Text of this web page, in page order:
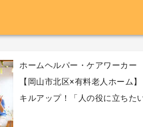
ホームヘルパー・ケアワーカー
【岡山市北区×有料老人ホーム
キルアップ！「人の役に立ち